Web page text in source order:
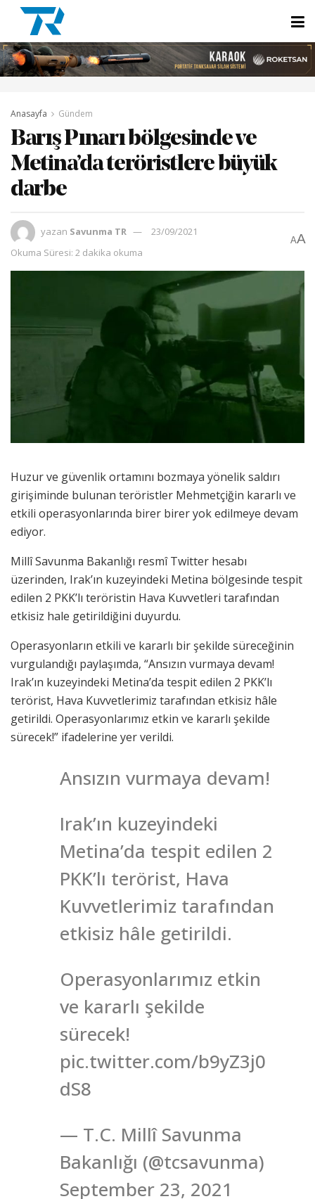
Anasayfa Gündem
Barış Pınarı bölgesinde ve
Metina’da teröristlere büyük
darbe
yazan Savunma TR
23/09/2021
Okuma Süresi: 2 dakika okuma
AA
Huzur ve güvenlik ortamını bozmaya yönelik saldırı
girişiminde bulunan teröristler Mehmetçiğin kararlı ve
etkili operasyonlarında birer birer yok edilmeye devam
ediyor.
Millî Savunma Bakanlığı resmî Twitter hesabı
üzerinden, Irak’ın kuzeyindeki Metina bölgesinde tespit
edilen 2 PKK’lı teröristin Hava Kuvvetleri tarafından
etkisiz hale getirildiğini duyurdu.
Operasyonların etkili ve kararlı bir şekilde süreceğinin
vurgulandığı paylaşımda, “Ansızın vurmaya devam!
Irak’ın kuzeyindeki Metina’da tespit edilen 2 PKK’lı
terörist, Hava Kuvvetlerimiz tarafından etkisiz hâle
getirildi. Operasyonlarımız etkin ve kararlı şekilde
sürecek!” ifadelerine yer verildi.
Ansızın vurmaya devam!
Irak’ın kuzeyindeki
Metina’da tespit edilen 2
PKK’lı terörist, Hava
Kuvvetlerimiz tarafından
etkisiz hâle getirildi.
Operasyonlarımız etkin
ve kararlı şekilde
sürecek!
pic.twitter.com/b9yZ3j0
dS8
— T.C. Millî Savunma
Bakanlığı (@tcsavunma)
September 23, 2021